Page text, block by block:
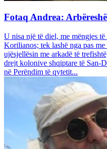
Fotaq Andrea:
U nisa një të diel, me mëngjes
Korilianos; tek lashë nga pas
ujësjellësin me arkadë të
drejt kolonive shqiptare të San-
në Perëndim të qytetit...